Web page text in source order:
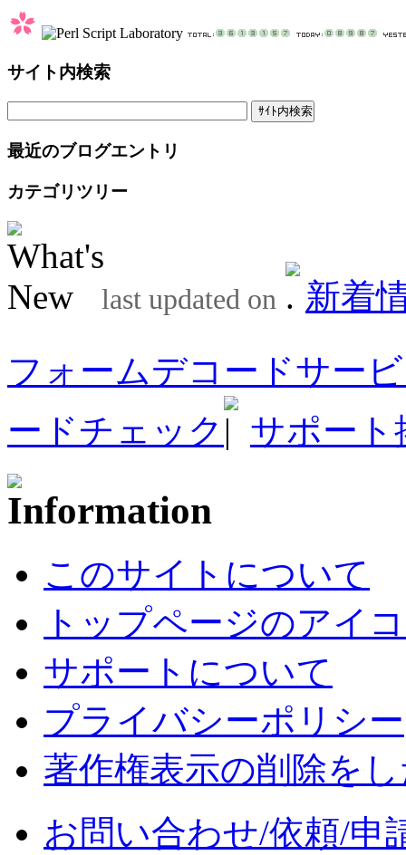
サイト内検索
最近のブログエントリ
カテゴリツリー
last updated on
新着
フォームデコードサー
ードチェック
サポート
このサイトについて
トップページのアイ
サポートについて
プライバシーポリシー
著作権表示の削除を
お問い合わせ/依頼/申